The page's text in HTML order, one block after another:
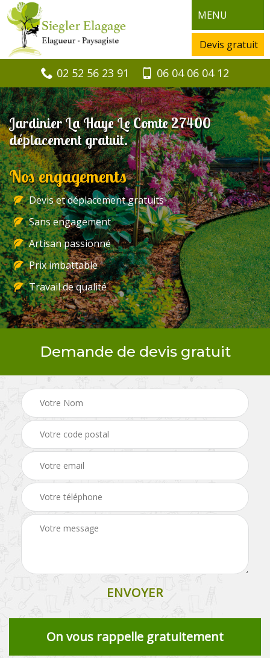
MENU
Devis gratuit
02 52 56 23 91 06 04 06 04 12
Jardinier La Haye Le Comte 27400
déplacement gratuit.
Nos engagements
Devis et déplacement gratuits
Sans engagement
Artisan passionné
Prix imbattable
Travail de qualité
Demande de devis gratuit
On vous rappelle gratuitement